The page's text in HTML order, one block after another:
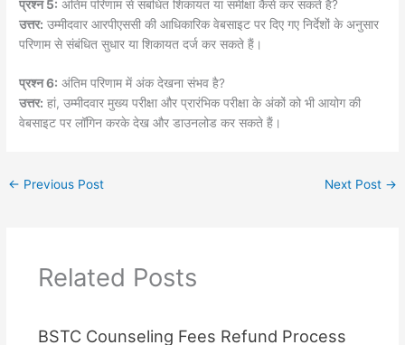
प्रश्न 5: अंतिम परिणाम से संबंधित शिकायत या समीक्षा कैसे कर सकते हैं?
उत्तर: उम्मीदवार आरपीएससी की आधिकारिक वेबसाइट पर दिए गए निर्देशों के अनुसार
परिणाम से संबंधित सुधार या शिकायत दर्ज कर सकते हैं।
प्रश्न 6: अंतिम परिणाम में अंक देखना संभव है?
उत्तर: हां, उम्मीदवार मुख्य परीक्षा और प्रारंभिक परीक्षा के अंकों को भी आयोग की
वेबसाइट पर लॉगिन करके देख और डाउनलोड कर सकते हैं।
← Previous Post Next Post →
Related Posts
BSTC Counseling Fees Refund Process